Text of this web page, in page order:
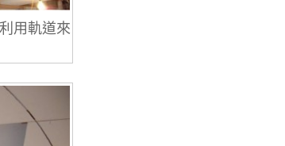
用軌道來